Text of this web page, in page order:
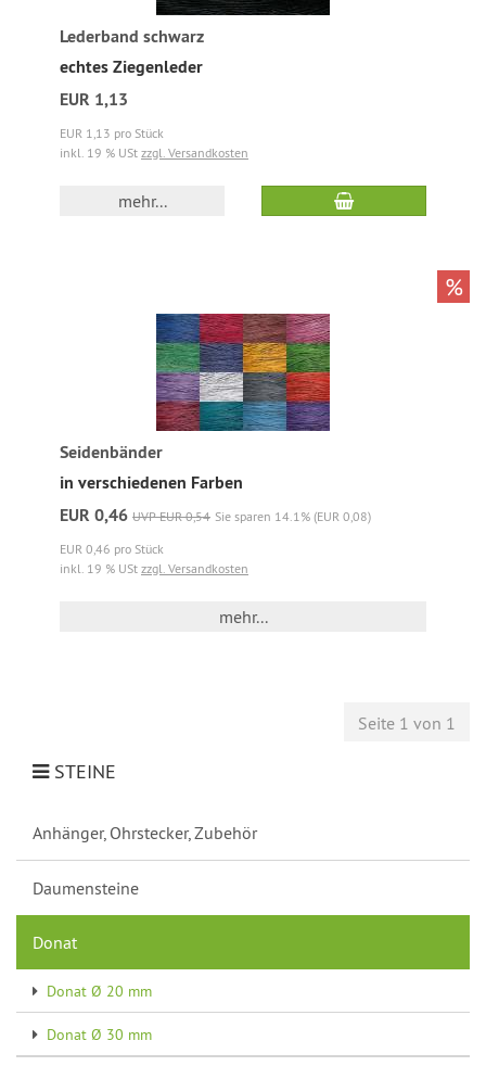
Lederband schwarz
echtes Ziegenleder
EUR 1,13
EUR 1,13 pro Stück
inkl. 19 % USt zzgl. Versandkosten
mehr...
Seidenbänder
in verschiedenen Farben
EUR 0,46 UVP EUR 0,54 Sie sparen 14.1% (EUR 0,08)
EUR 0,46 pro Stück
inkl. 19 % USt zzgl. Versandkosten
mehr...
%
Seite 1 von 1
STEINE
Anhänger, Ohrstecker, Zubehör
Daumensteine
Donat
Donat Ø 20 mm
Donat Ø 30 mm